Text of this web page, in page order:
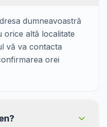
dumneavoastră
orice altă localitate
vă va contacta
orei